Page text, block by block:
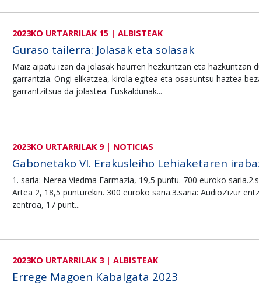
2023KO URTARRILAK 15 | ALBISTEAK
Guraso tailerra: Jolasak eta solasak
Maiz aipatu izan da jolasak haurren hezkuntzan eta hazkuntzan
garrantzia. Ongi elikatzea, kirola egitea eta osasuntsu haztea
garrantzitsua da jolastea. Euskaldunak...
2023KO URTARRILAK 9 | NOTICIAS
Gabonetako VI. Erakusleiho Lehiaketaren
1. saria: Nerea Viedma Farmazia, 19,5 puntu. 700 euroko
Artea 2, 18,5 punturekin. 300 euroko saria.3.saria: AudioZizur
zentroa, 17 punt...
2023KO URTARRILAK 3 | ALBISTEAK
Errege Magoen Kabalgata 2023